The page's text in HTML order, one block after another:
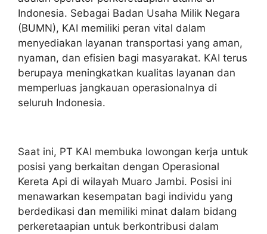
Indonesia. Sebagai Badan Usaha Milik Negara
(BUMN), KAI memiliki peran vital dalam
menyediakan layanan transportasi yang aman,
nyaman, dan efisien bagi masyarakat. KAI terus
berupaya meningkatkan kualitas layanan dan
memperluas jangkauan operasionalnya di
seluruh Indonesia.
Saat ini, PT KAI membuka lowongan kerja untuk
posisi yang berkaitan dengan Operasional
Kereta Api di wilayah Muaro Jambi. Posisi ini
menawarkan kesempatan bagi individu yang
berdedikasi dan memiliki minat dalam bidang
perkeretaapian untuk berkontribusi dalam